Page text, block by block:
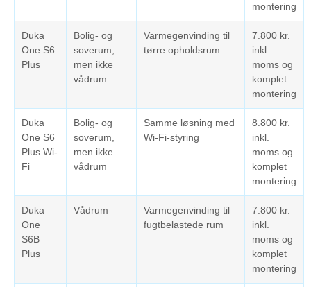
montering
Duka
One S6
Plus
Bolig- og
soverum,
men ikke
vådrum
Varmegenvinding til
tørre opholdsrum
7.800 kr.
inkl.
moms og
komplet
montering
Duka
One S6
Plus Wi-
Fi
Bolig- og
soverum,
men ikke
vådrum
Samme løsning med
Wi-Fi-styring
8.800 kr.
inkl.
moms og
komplet
montering
Duka
One
S6B
Plus
Vådrum
Varmegenvinding til
fugtbelastede rum
7.800 kr.
inkl.
moms og
komplet
montering